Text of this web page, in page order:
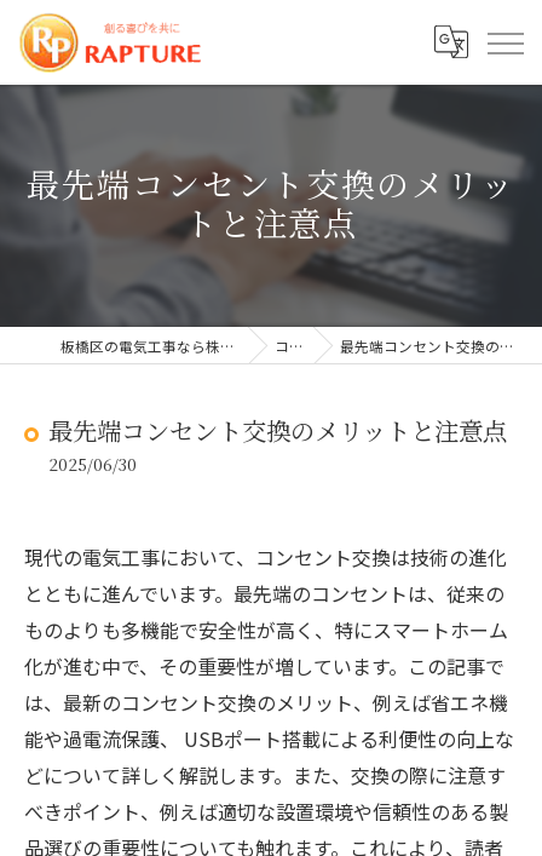
最先端コンセント交換のメリッ
トと注意点
板橋区の電気工事なら株式会社ラプチャー コラム 最先端コンセント交換のメリットと注意点
最先端コンセント交換のメリットと注意点
2025/06/30
現代の電気工事において、コンセント交換は技術の進化
とともに進んでいます。最先端のコンセントは、従来の
ものよりも多機能で安全性が高く、特にスマートホーム
化が進む中で、その重要性が増しています。この記事で
は、最新のコンセント交換のメリット、例えば省エネ機
能や過電流保護、 USBポート搭載による利便性の向上な
どについて詳しく解説します。また、交換の際に注意す
べきポイント、例えば適切な設置環境や信頼性のある製
品選びの重要性についても触れます。これにより、読者